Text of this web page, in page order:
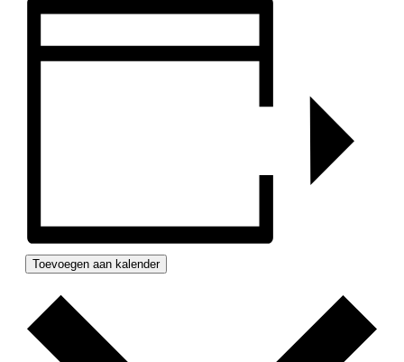
Toevoegen aan kalender